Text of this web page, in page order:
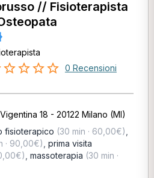
// Fisioterapista
0 Recensioni
18 - 20122 Milano (MI)
fisioterapico (30 min · 60,00€)
· 90,00€) prima visita
massoterapia (30 min ·